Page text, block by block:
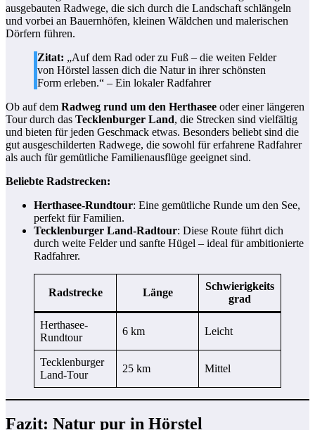
ausgebauten Radwege, die sich durch die Landschaft schlängeln
und vorbei an Bauernhöfen, kleinen Wäldchen und malerischen
Dörfern führen.
Zitat: „Auf dem Rad oder zu Fuß – die weiten Felder
von Hörstel lassen dich die Natur in ihrer schönsten
Form erleben.“ – Ein lokaler Radfahrer
Ob auf dem Radweg rund um den Herthasee oder einer längeren
Tour durch das Tecklenburger Land, die Strecken sind vielfältig
und bieten für jeden Geschmack etwas. Besonders beliebt sind die
gut ausgeschilderten Radwege, die sowohl für erfahrene Radfahrer
als auch für gemütliche Familienausflüge geeignet sind.
Beliebte Radstrecken:
Herthasee-Rundtour: Eine gemütliche Runde um den See,
perfekt für Familien.
Tecklenburger Land-Radtour: Diese Route führt dich
durch weite Felder und sanfte Hügel – ideal für ambitionierte
Radfahrer.
Radstrecke Länge
Schwierigkeits
grad
Herthasee-
Rundtour
6 km Leicht
Tecklenburger
Land-Tour
25 km Mittel
Fazit: Natur pur in Hörstel